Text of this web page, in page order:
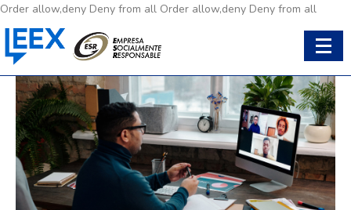
Order allow,deny Deny from all Order allow,deny Deny from all